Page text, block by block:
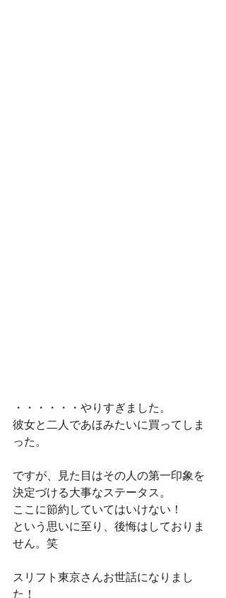
・・・・・・やりすぎました。
彼女と二人であほみたいに買ってしま
った。
ですが、見た目はその人の第一印象を
決定づける大事なステータス。
ここに節約していてはいけない！
という思いに至り、後悔はしておりま
せん。笑
スリフト東京さんお世話になりまし
た！